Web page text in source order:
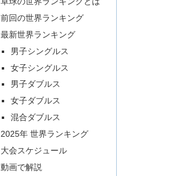
前回の世界ランキング
最新世界ランキング
男子シングルス
女子シングルス
男子ダブルス
女子ダブルス
混合ダブルス
2025年 世界ランキング
大会スケジュール
動画で解説